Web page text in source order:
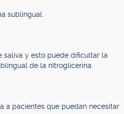
sublingual.
saliva y esto puede dificultar la
de la nitroglicerina.
a pacientes que puedan necesitar